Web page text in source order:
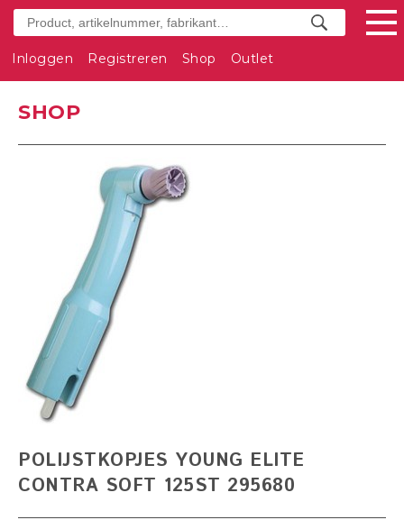
Inloggen Registreren Shop Outlet
SHOP
POLIJSTKOPJES YOUNG ELITE
CONTRA SOFT 125ST 295680